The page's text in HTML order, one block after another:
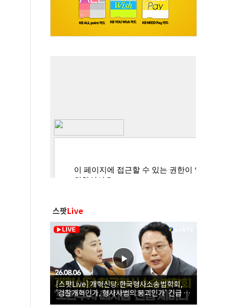
스팟Live
[스팟Live] 개혁신당·한국형사소송법학회,
'검찰개혁인가, 형사사법의 붕괴인가' 긴급 세
미나｜26.08.06